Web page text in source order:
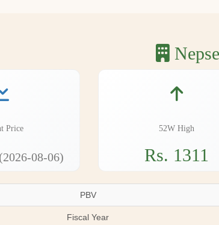
Price
(2026-08-06)
52W High
Rs. 1311
PBV
Fiscal Year